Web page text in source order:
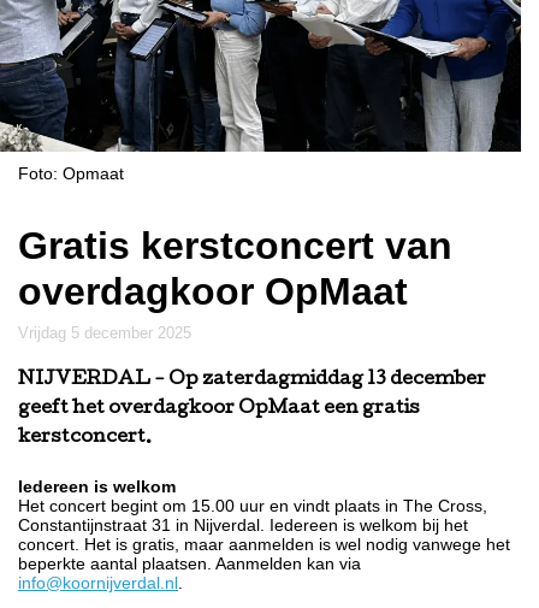
Foto: Opmaat
Gratis kerstconcert van
overdagkoor OpMaat
vrijdag 5 december 2025
NIJVERDAL - Op zaterdagmiddag 13 december
geeft het overdagkoor OpMaat een gratis
kerstconcert.
Iedereen is welkom
Het concert begint om 15.00 uur en vindt plaats in The Cross,
Constantijnstraat 31 in Nijverdal. Iedereen is welkom bij het
concert. Het is gratis, maar aanmelden is wel nodig vanwege het
beperkte aantal plaatsen. Aanmelden kan via
info@koornijverdal.nl.